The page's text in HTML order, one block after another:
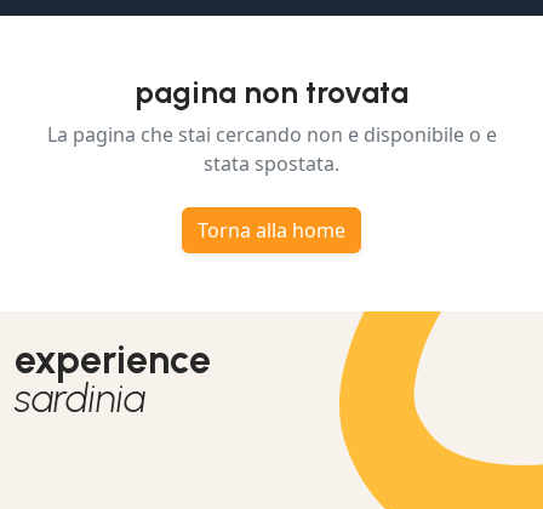
pagina non trovata
La pagina che stai cercando non e disponibile o e
stata spostata.
Torna alla home
experience
sardinia